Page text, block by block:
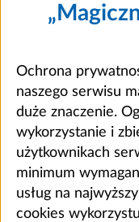
Ochrona
naszego serwisu
duże znaczenie.
wykorzystanie i
użytkownikach
minimum
usług na
cookies